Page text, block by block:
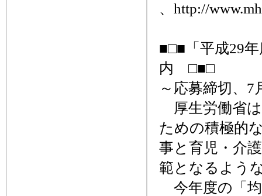
、http://
■□■「平成29
内 □■□
～応募締切、7
厚生労働省
ための積極的
事と育児・介
範となるよう
今年度の「